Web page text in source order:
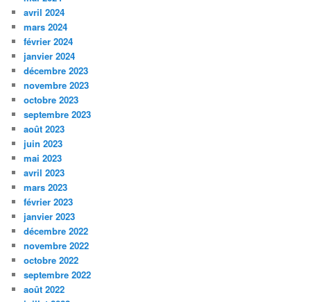
avril 2024
mars 2024
février 2024
janvier 2024
décembre 2023
novembre 2023
octobre 2023
septembre 2023
août 2023
juin 2023
mai 2023
avril 2023
mars 2023
février 2023
janvier 2023
décembre 2022
novembre 2022
octobre 2022
septembre 2022
août 2022